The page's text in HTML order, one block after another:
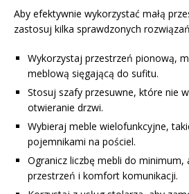
Aby efektywnie wykorzystać małą
zastosuj kilka sprawdzonych
Wykorzystaj przestrzeń pionową,
meblową sięgającą do sufitu.
Stosuj szafy przesuwne, które nie
otwieranie drzwi.
Wybieraj meble wielofunkcyjne,
pojemnikami na pościel.
Ogranicz liczbę mebli do minimum,
przestrzeń i komfort komunikacji.